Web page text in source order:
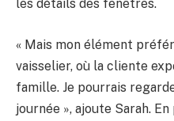
les détails des fenêtres.
« Mais mon élément
vaisselier, où la cliente
famille. Je pourrais
journée », ajoute Sarah.